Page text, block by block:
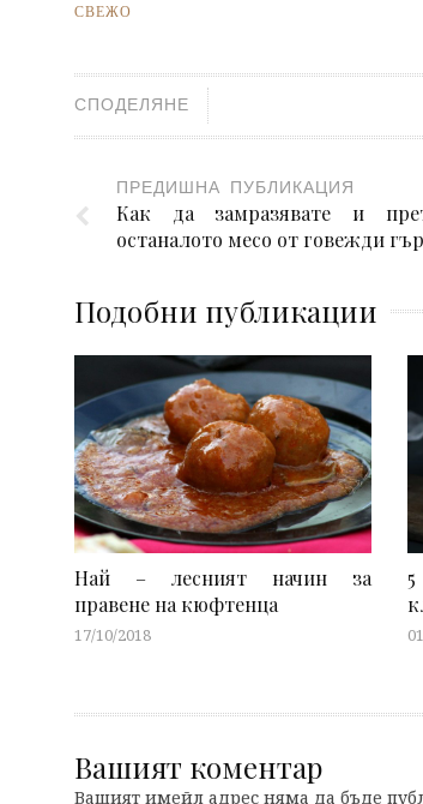
СВЕЖО
СПОДЕЛЯНЕ
ПРЕДИШНА ПУБЛИКАЦИЯ
Как да замразявате и
останалото месо от говежди
Подобни публикации
Най – лесният начин за
правене на кюфтенца
17/10/2018
Вашият коментар
Вашият имейл адрес няма да бъде